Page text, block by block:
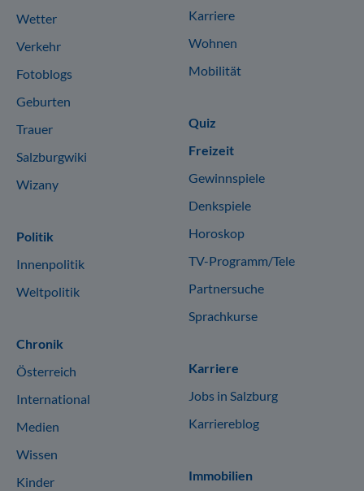
Wetter
Verkehr
Fotoblogs
Geburten
Trauer
Salzburgwiki
Wizany
Politik
Innenpolitik
Weltpolitik
Chronik
Österreich
International
Medien
Wissen
Kinder
Karriere
Wohnen
Mobilität
Quiz
Freizeit
Gewinnspiele
Denkspiele
Horoskop
TV-Programm/Tele
Partnersuche
Sprachkurse
Karriere
Jobs in Salzburg
Karriereblog
Immobilien